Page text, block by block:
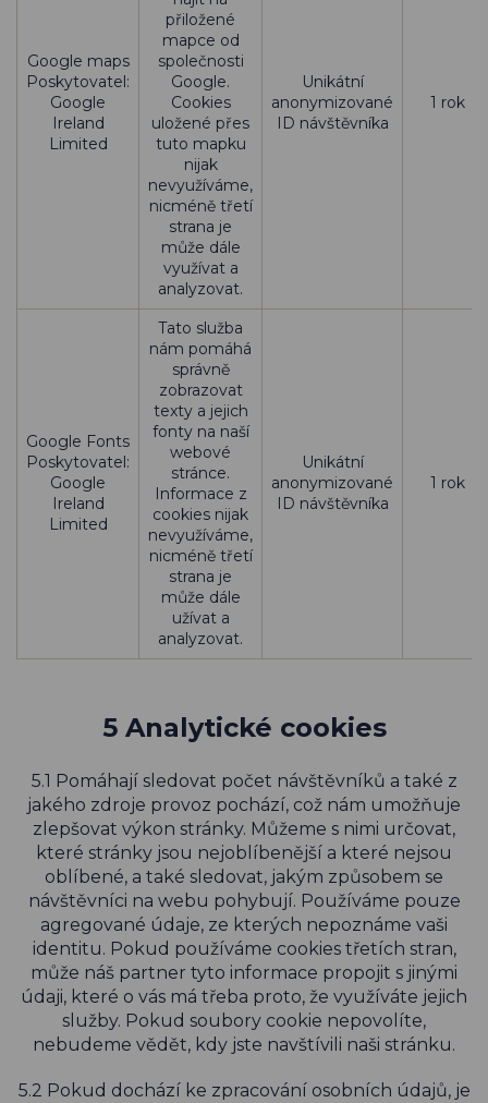
Google maps
Poskytovatel:
Google
Ireland
Limited
přiložené
mapce od
společnosti
Google.
Cookies
uložené přes
tuto mapku
nijak
nevyužíváme,
nicméně třetí
strana je
může dále
využívat a
analyzovat.
Unikátní
anonymizované
ID návštěvníka
1 rok
Google Fonts
Poskytovatel:
Google
Ireland
Limited
Tato služba
nám pomáhá
správně
zobrazovat
texty a jejich
fonty na naší
webové
stránce.
Informace z
cookies nijak
nevyužíváme,
nicméně třetí
strana je
může dále
užívat a
analyzovat.
Unikátní
anonymizované
ID návštěvníka
1 rok
5 Analytické cookies
5.1 Pomáhají sledovat počet návštěvníků a také z
jakého zdroje provoz pochází, což nám umožňuje
zlepšovat výkon stránky. Můžeme s nimi určovat,
které stránky jsou nejoblíbenější a které nejsou
oblíbené, a také sledovat, jakým způsobem se
návštěvníci na webu pohybují. Používáme pouze
agregované údaje, ze kterých nepoznáme vaši
identitu. Pokud používáme cookies třetích stran,
může náš partner tyto informace propojit s jinými
údaji, které o vás má třeba proto, že využíváte jejich
služby. Pokud soubory cookie nepovolíte,
nebudeme vědět, kdy jste navštívili naši stránku.
5.2 Pokud dochází ke zpracování osobních údajů, je